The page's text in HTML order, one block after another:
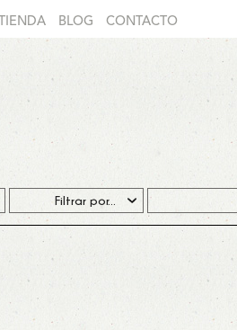
TIENDA BLOG CONTACTO